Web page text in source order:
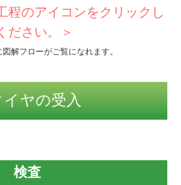
程のアイコンをクリックし
ださい。＞
解フローがご覧になれます。
イヤの受入
検査